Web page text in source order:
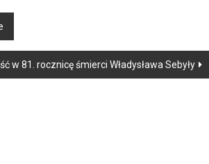
w 81. rocznicę śmierci Władysława Sebyły